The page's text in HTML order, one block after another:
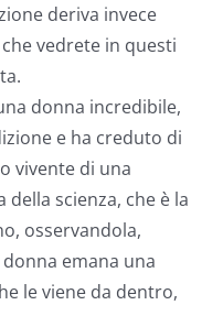
deriva invece
vedrete in questi
donna incredibile,
e ha creduto di
vivente di una
della scienza, che è la
osservandola,
emana una
le viene da dentro,